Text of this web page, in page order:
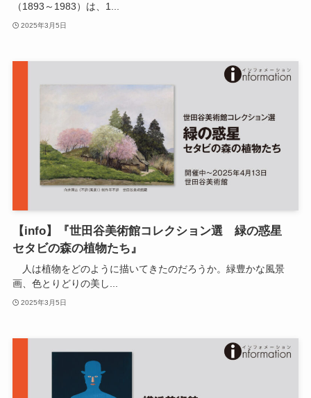
（1893～1983）は、1...
2025年3月5日
【info】『世田谷美術館コレクション選 緑の惑星
セタビの森の植物たち』
人は植物をどのように描いてきたのだろうか。緑豊かな風景
画、色とりどりの美し...
2025年3月5日